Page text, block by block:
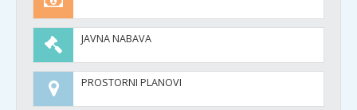
JAVNA NABAVA
PROSTORNI PLANOVI